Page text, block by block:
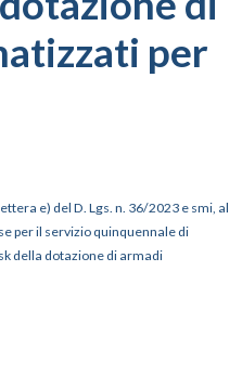
per
e) del D. Lgs. n. 36/2023 e smi, al
per il servizio quinquennale di
della dotazione di armadi